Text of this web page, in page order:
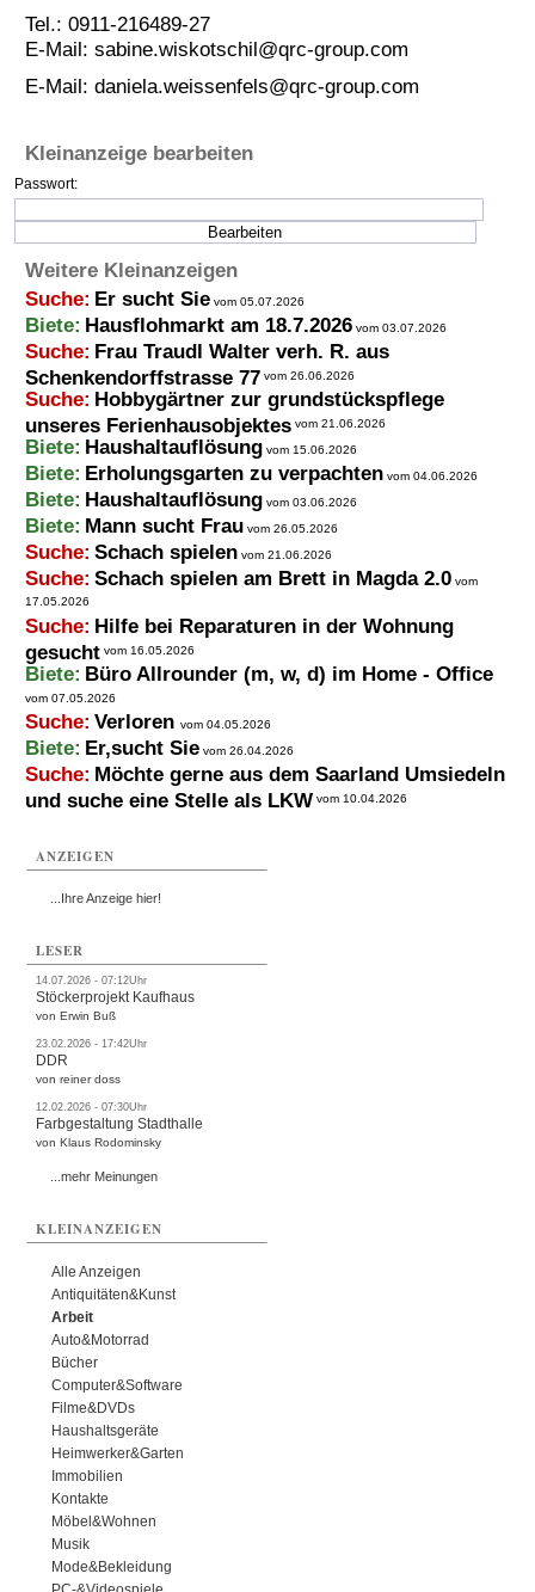
Tel.: 0911-216489-27
E-Mail: sabine.wiskotschil@qrc-group.com
E-Mail: daniela.weissenfels@qrc-group.com
Kleinanzeige bearbeiten
Passwort:
Weitere Kleinanzeigen
Suche: Er sucht Sie vom 05.07.2026
Biete: Hausflohmarkt am 18.7.2026 vom 03.07.2026
Suche: Frau Traudl Walter verh. R. aus
Schenkendorffstrasse 77 vom 26.06.2026
Suche: Hobbygärtner zur grundstückspflege
unseres Ferienhausobjektes vom 21.06.2026
Biete: Haushaltauflösung vom 15.06.2026
Biete: Erholungsgarten zu verpachten vom 04.06.2026
Biete: Haushaltauflösung vom 03.06.2026
Biete: Mann sucht Frau vom 26.05.2026
Suche: Schach spielen vom 21.06.2026
Suche: Schach spielen am Brett in Magda 2.0 vom
17.05.2026
Suche: Hilfe bei Reparaturen in der Wohnung
gesucht vom 16.05.2026
Biete: Büro Allrounder (m, w, d) im Home - Office
vom 07.05.2026
Suche: Verloren vom 04.05.2026
Biete: Er,sucht Sie vom 26.04.2026
Suche: Möchte gerne aus dem Saarland Umsiedeln
und suche eine Stelle als LKW vom 10.04.2026
ANZEIGEN
...Ihre Anzeige hier!
LESER
14.07.2026 - 07:12Uhr
Stöckerprojekt Kaufhaus
von Erwin Buß
23.02.2026 - 17:42Uhr
DDR
von reiner doss
12.02.2026 - 07:30Uhr
Farbgestaltung Stadthalle
von Klaus Rodominsky
...mehr Meinungen
KLEINANZEIGEN
Alle Anzeigen
Antiquitäten&Kunst
Arbeit
Auto&Motorrad
Bücher
Computer&Software
Filme&DVDs
Haushaltsgeräte
Heimwerker&Garten
Immobilien
Kontakte
Möbel&Wohnen
Musik
Mode&Bekleidung